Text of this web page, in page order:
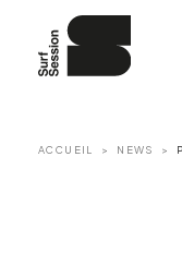
ACCUEIL NEWS